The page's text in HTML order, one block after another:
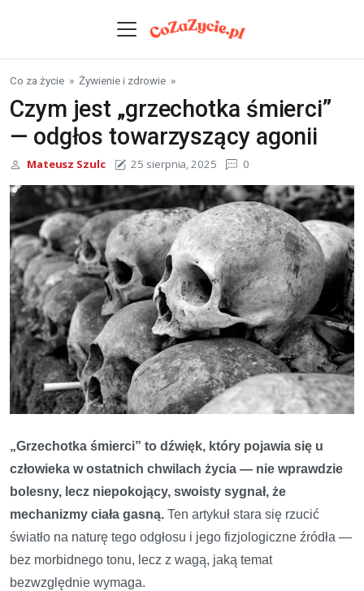
Co za życie » Żywienie i zdrowie »
Czym jest „grzechotka śmierci”
— odgłos towarzyszący agonii
Mateusz Szulc 25 sierpnia, 2025 0
„Grzechotka śmierci” to dźwięk, który pojawia się u
człowieka w ostatnich chwilach życia — nie wprawdzie
bolesny, lecz niepokojący, swoisty sygnał, że
mechanizmy ciała gasną. Ten artykuł stara się rzucić
światło na naturę tego odgłosu i jego fizjologiczne źródła —
bez morbidnego tonu, lecz z wagą, jaką temat
bezwzględnie wymaga.